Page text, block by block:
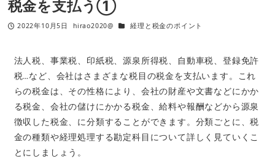
税金を支払う①
2022年10月5日 hirao2020@ 経理と税金のポイント
法人税、事業税、印紙税、源泉所得税、自動車税、登録免許
税…など、会社はさまざまな税目の税金を支払います。これ
らの税金は、その性格により、会社の財産や文書などにかか
る税金、会社の儲けにかかる税金、給料や報酬などから源泉
徴収した税金、に分類することができます。分類ごとに、税
金の種類や経理処理する勘定科目について詳しく見ていくこ
とにしましょう。